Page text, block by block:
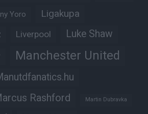
Yoro Ligakupa
Liverpool Luke Shaw
Manchester United
Rashford Martin Dubravka